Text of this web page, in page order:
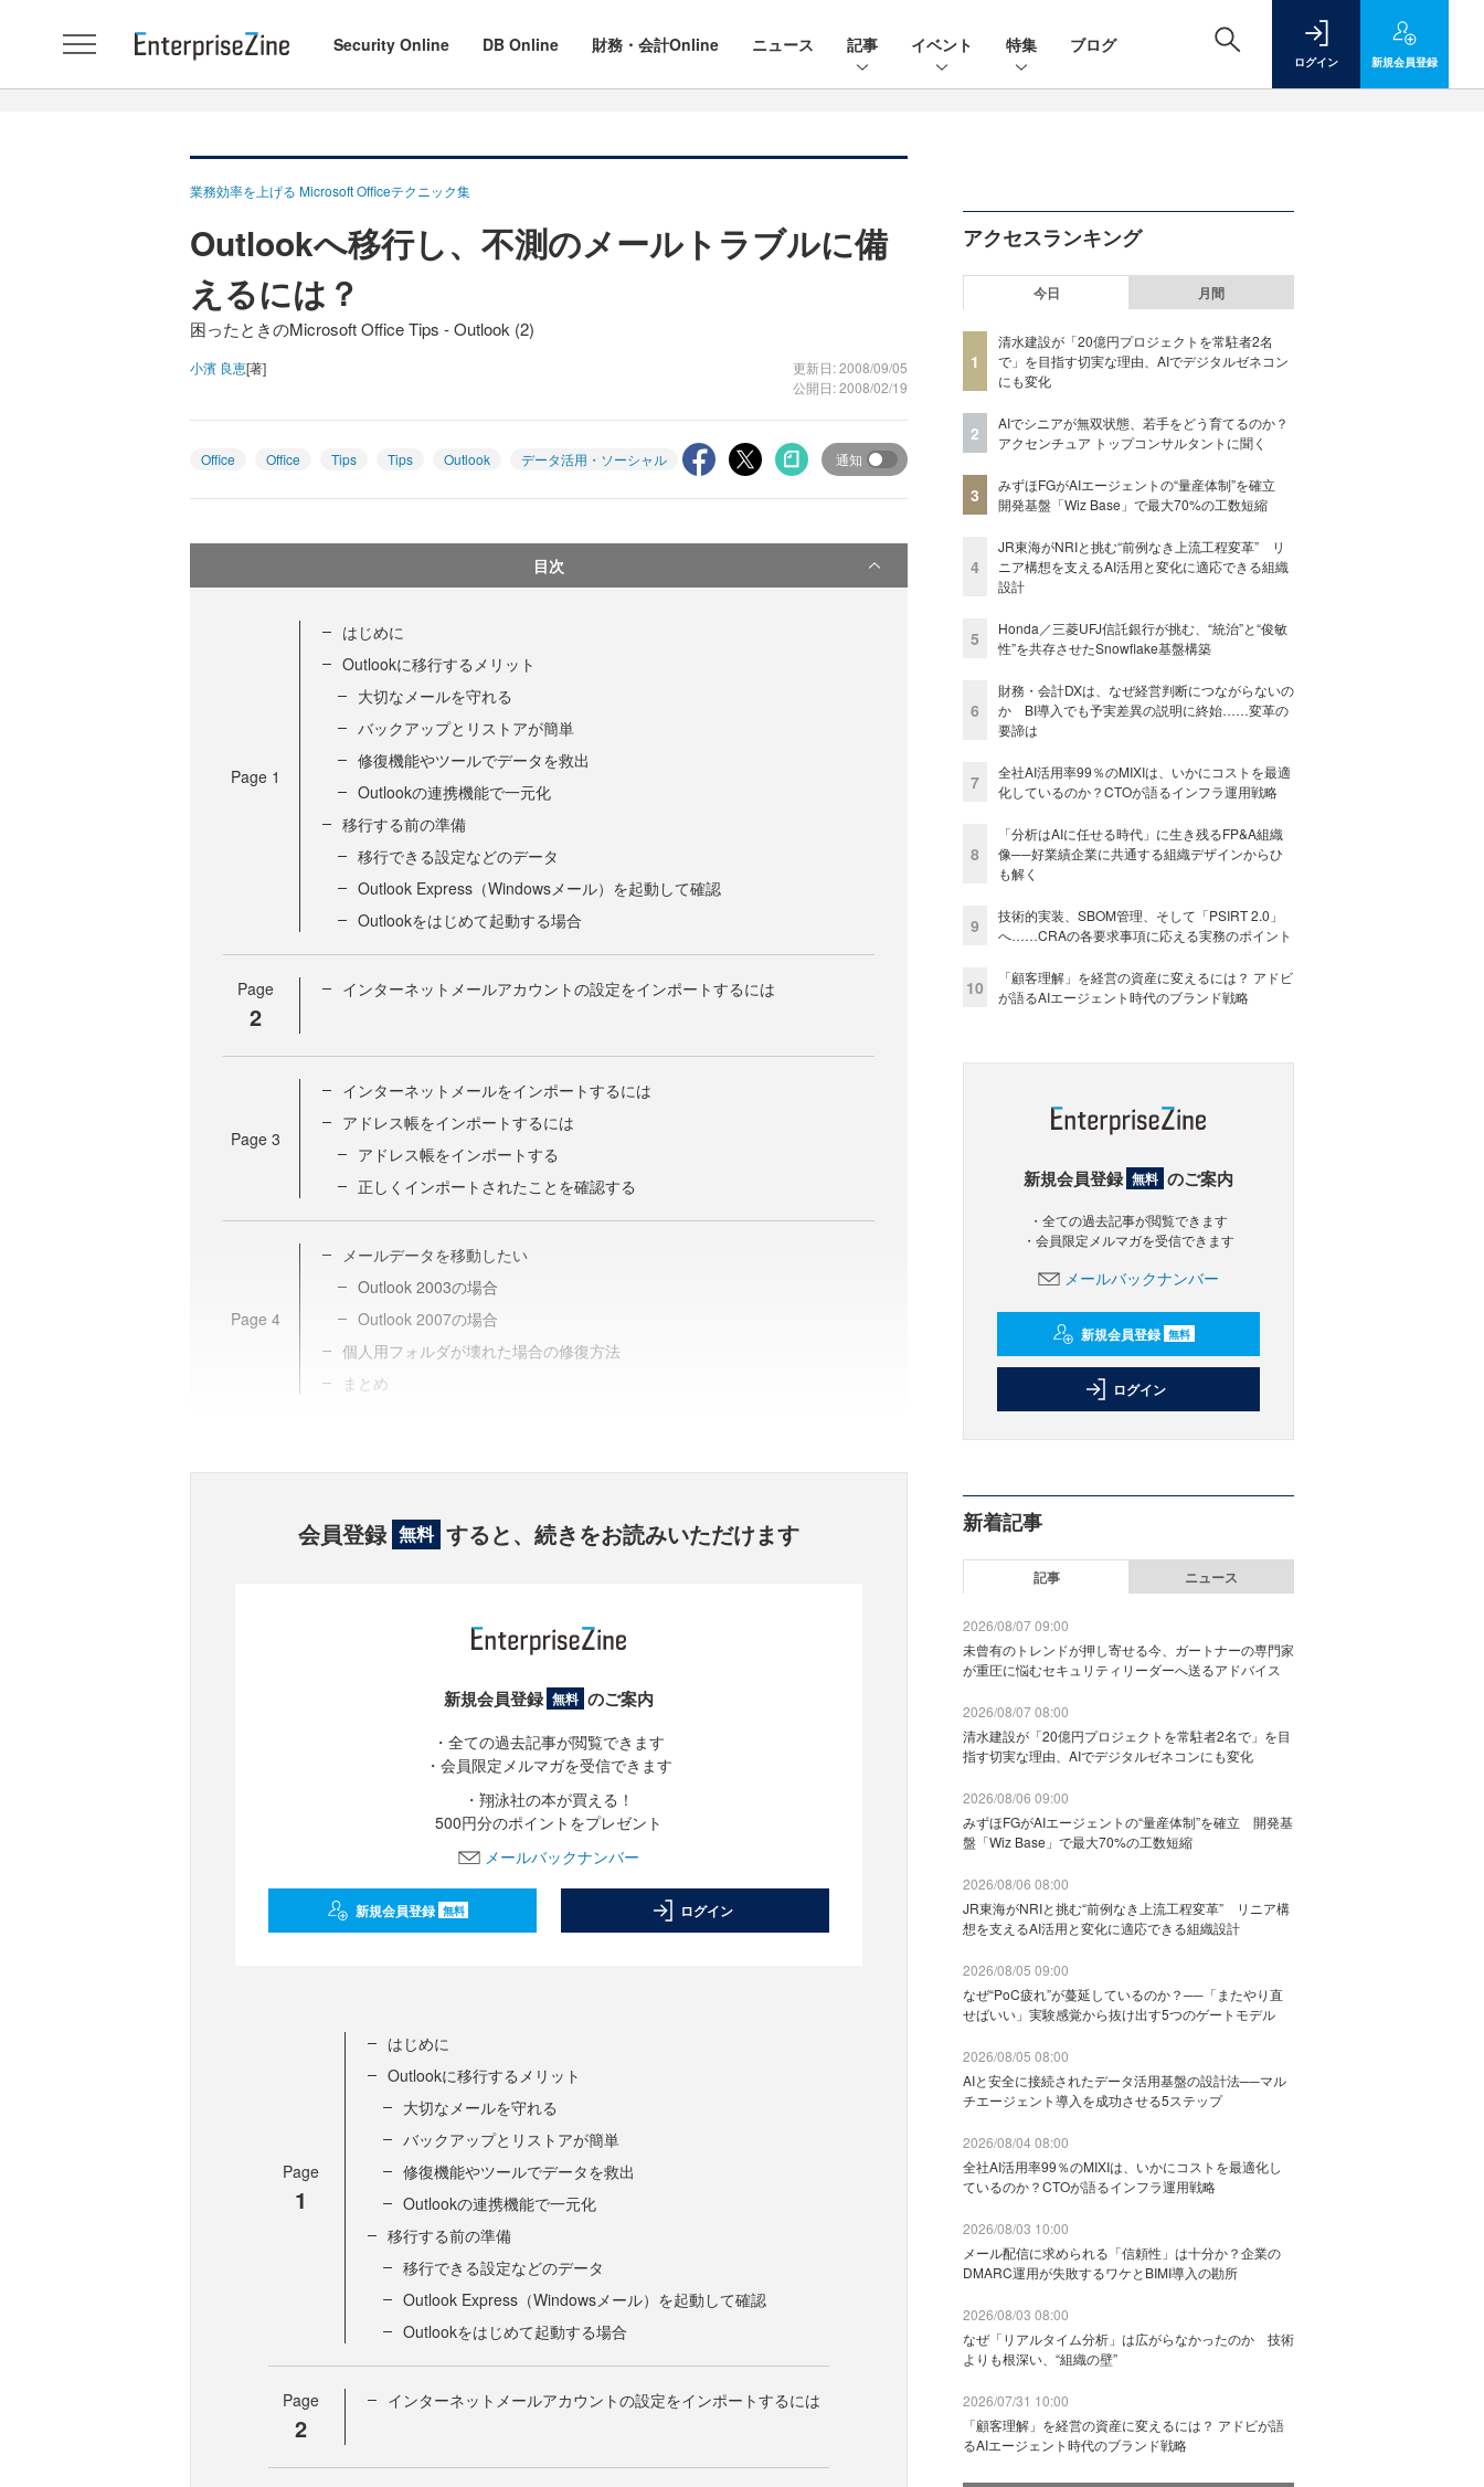
Security Online DB Online 財務・会計Online ニュース 記事 イベント 特集 ブログ
ログイン 新規会員登録
業務効率を上げる Microsoft Officeテクニック集
Outlookへ移行し、不測のメールトラブルに備
えるには？
困ったときのMicrosoft Office Tips - Outlook (2)
小濱 良恵[著]
更新日: 2008/09/05
公開日: 2008/02/19
Office Office Tips Tips Outlook データ活用・ソーシャル 通知
目次
Page 1
はじめに
Outlookに移行するメリット
大切なメールを守れる
バックアップとリストアが簡単
修復機能やツールでデータを救出
Outlookの連携機能で一元化
移行する前の準備
移行できる設定などのデータ
Outlook Express（Windowsメール）を起動して確認
Outlookをはじめて起動する場合
Page
2
インターネットメールアカウントの設定をインポートするには
Page 3
インターネットメールをインポートするには
アドレス帳をインポートするには
アドレス帳をインポートする
正しくインポートされたことを確認する
Page 4
メールデータを移動したい
Outlook 2003の場合
Outlook 2007の場合
個人用フォルダが壊れた場合の修復方法
まとめ
会員登録 無料 すると、続きをお読みいただけます
新規会員登録 無料 のご案内
・全ての過去記事が閲覧できます
・会員限定メルマガを受信できます
・翔泳社の本が買える！
500円分のポイントをプレゼント
メールバックナンバー
新規会員登録 無料 ログイン
Page
1
はじめに
Outlookに移行するメリット
大切なメールを守れる
バックアップとリストアが簡単
修復機能やツールでデータを救出
Outlookの連携機能で一元化
移行する前の準備
移行できる設定などのデータ
Outlook Express（Windowsメール）を起動して確認
Outlookをはじめて起動する場合
Page
2
インターネットメールアカウントの設定をインポートするには
アクセスランキング
今日 月間
1
清水建設が「20億円プロジェクトを常駐者2名
で」を目指す切実な理由、AIでデジタルゼネコン
にも変化
2
AIでシニアが無双状態、若手をどう育てるのか？
アクセンチュア トップコンサルタントに聞く
3
みずほFGがAIエージェントの“量産体制”を確立
開発基盤「Wiz Base」で最大70%の工数短縮
4
JR東海がNRIと挑む“前例なき上流工程変革” リ
ニア構想を支えるAI活用と変化に適応できる組織
設計
5
Honda／三菱UFJ信託銀行が挑む、“統治”と“俊敏
性”を共存させたSnowflake基盤構築
6
財務・会計DXは、なぜ経営判断につながらないの
か BI導入でも予実差異の説明に終始……変革の
要諦は
7
全社AI活用率99％のMIXIは、いかにコストを最適
化しているのか？CTOが語るインフラ運用戦略
8
「分析はAIに任せる時代」に生き残るFP&A組織
像──好業績企業に共通する組織デザインからひ
も解く
9
技術的実装、SBOM管理、そして「PSIRT 2.0」
へ……CRAの各要求事項に応える実務のポイント
10
「顧客理解」を経営の資産に変えるには？ アドビ
が語るAIエージェント時代のブランド戦略
新規会員登録 無料 のご案内
・全ての過去記事が閲覧できます
・会員限定メルマガを受信できます
メールバックナンバー
新規会員登録 無料
ログイン
新着記事
記事 ニュース
2026/08/07 09:00
未曾有のトレンドが押し寄せる今、ガートナーの専門家
が重圧に悩むセキュリティリーダーへ送るアドバイス
2026/08/07 08:00
清水建設が「20億円プロジェクトを常駐者2名で」を目
指す切実な理由、AIでデジタルゼネコンにも変化
2026/08/06 09:00
みずほFGがAIエージェントの“量産体制”を確立 開発基
盤「Wiz Base」で最大70%の工数短縮
2026/08/06 08:00
JR東海がNRIと挑む“前例なき上流工程変革” リニア構
想を支えるAI活用と変化に適応できる組織設計
2026/08/05 09:00
なぜ“PoC疲れ”が蔓延しているのか？──「またやり直
せばいい」実験感覚から抜け出す5つのゲートモデル
2026/08/05 08:00
AIと安全に接続されたデータ活用基盤の設計法──マル
チエージェント導入を成功させる5ステップ
2026/08/04 08:00
全社AI活用率99％のMIXIは、いかにコストを最適化し
ているのか？CTOが語るインフラ運用戦略
2026/08/03 10:00
メール配信に求められる「信頼性」は十分か？企業の
DMARC運用が失敗するワケとBIMI導入の勘所
2026/08/03 08:00
なぜ「リアルタイム分析」は広がらなかったのか 技術
よりも根深い、“組織の壁”
2026/07/31 10:00
「顧客理解」を経営の資産に変えるには？ アドビが語
るAIエージェント時代のブランド戦略